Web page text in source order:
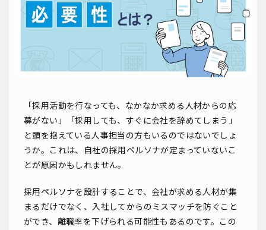
「採用活動を行なっても、なかなか求める人材からの応
募がない」「採用しても、すぐに会社を辞めてしまう」
と頭を抱えている人事担当の方もいるのではないでしょ
うか。これは、自社の採用ペルソナが定まっていないこ
とが原因かもしれません。
採用ペルソナを設計することで、会社が求める人材が集
まるだけでなく、入社してからのミスマッチを防ぐこと
ができ、離職率を下げられる可能性もあるのです。この
検索